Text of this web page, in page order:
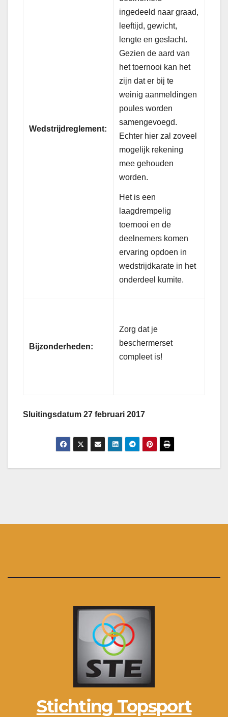
Wedstrijdreglement:
ingedeeld naar graad,
leeftijd, gewicht,
lengte en geslacht.
Gezien de aard van
het toernooi kan het
zijn dat er bij te
weinig aanmeldingen
poules worden
samengevoegd.
Echter hier zal zoveel
mogelijk rekening
mee gehouden
worden.
Het is een
laagdrempelig
toernooi en de
deelnemers komen
ervaring opdoen in
wedstrijdkarate in het
onderdeel kumite.
Bijzonderheden:
Zorg dat je
beschermerset
compleet is!
Sluitingsdatum 27 februari 2017
Stichting Topsport